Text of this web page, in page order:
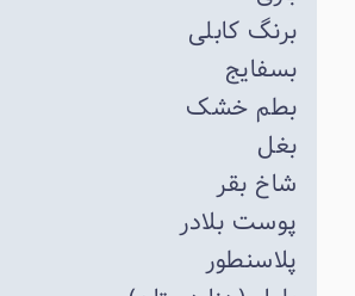
برنگ کابلی
بسفایج
بطم خشک
بغل
شاخ بقر
پوست بلادر
پلاسنطور